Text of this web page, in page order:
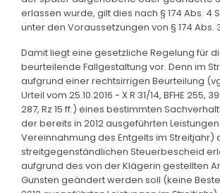
erlassen wurde, gilt dies nach § 174 Abs. 4
unter den Voraussetzungen von § 174 Abs. 3
Damit liegt eine gesetzliche Regelung für
beurteilende Fallgestaltung vor. Denn im
aufgrund einer rechtsirrigen Beurteilung
Urteil vom 25.10.2016 - X R 31/14, BFHE 255,
287, Rz 15 ff.) eines bestimmten
der bereits in 2012 ausgeführten
Vereinnahmung des Entgelts im Streitjahr)
streitgegenständlichen Steuerbescheid
aufgrund des von der Klägerin gestellten
Gunsten geändert werden soll (keine